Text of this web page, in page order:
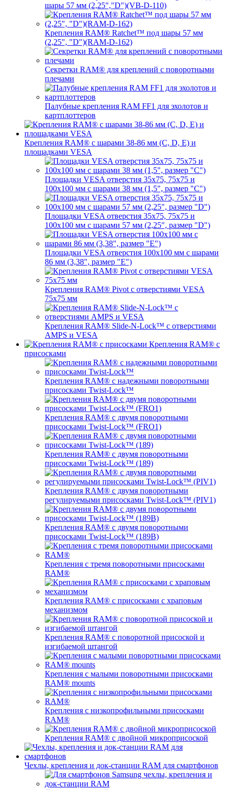
шары 57 мм (2,25","D")(VB-D-110)
Крепления RAM® Ratchet™ под шары 57 мм
(2,25", "D")(RAM-D-162)
Секретки RAM® для креплений с поворотными
плечами
Палубные крепления RAM FF1 для эхолотов и
картплоттеров
Крепления RAM® с шарами 38-86 мм (C, D, E) и
площадками VESA
Площадки VESA отверстия 35x75, 75x75 и
100x100 мм с шарами 38 мм (1,5", размер "C")
Площадки VESA отверстия 35х75, 75x75 и
100x100 мм с шарами 57 мм (2,25", размер "D")
Площадки VESA отверстия 100x100 мм с шарами
86 мм (3,38", размер "E")
Крепления RAM® Pivot с отверстиями VESA
75x75 мм
Крепления RAM® Slide-N-Lock™ с отверстиями
AMPS и VESA
Крепления RAM® с
присосками
Крепления RAM® с надежными поворотными
присосками Twist-Lock™
Крепления RAM® с двумя поворотными
присосками Twist-Lock™ (FRO1)
Крепления RAM® с двумя поворотными
присосками Twist-Lock™ (189)
Крепления RAM® с двумя поворотными
регулируемыми присосками Twist-Lock™ (PIV1)
Крепления RAM® с двумя поворотными
присосками Twist-Lock™ (189B)
Крепления с тремя поворотными присосками
RAM®
Крепления RAM® с присосками с храповым
механизмом
Крепления RAM® с поворотной присоской и
изгибаемой штангой
Крепления с малыми поворотными присосками
RAM® mounts
Крепления с низкопрофильными присосками
RAM®
Крепления RAM® с двойной микроприсоской
Чехлы, крепления и док-станции RAM для смартфонов